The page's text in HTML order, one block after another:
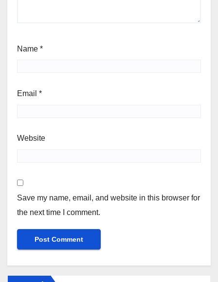
Name *
Email *
Website
Save my name, email, and website in this browser for
the next time I comment.